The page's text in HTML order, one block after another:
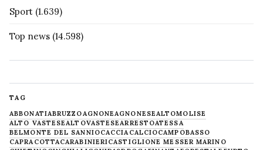
Sport (1.639)
Top news (14.598)
TAG
ABBONATIABRUZZOAGNONEAGNONESEALTOMOLISE
ALTO VASTESEALTOVASTESEARRESTOATESSA
BELMONTE DEL SANNIOCACCIACALCIOCAMPOBASSO
CAPRACOTTACARABINIERICASTIGLIONE MESSER MARINO